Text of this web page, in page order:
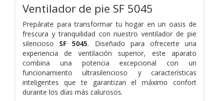
Ventilador de pie SF 5045
Prepárate para transformar tu hogar en un oasis de
frescura y tranquilidad con nuestro ventilador de pie
silencioso SF 5045. Diseñado para ofrecerte una
experiencia de ventilación superior, este aparato
combina una potencia excepcional con un
funcionamiento ultrasilencioso y características
inteligentes que te garantizan el máximo confort
durante los días más calurosos.